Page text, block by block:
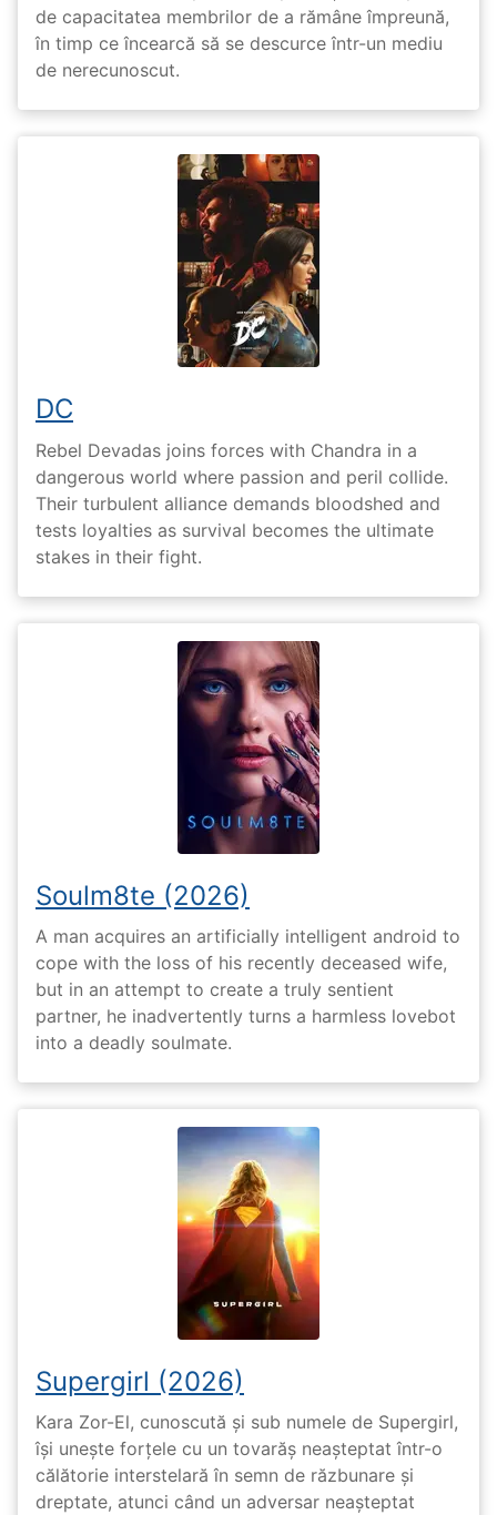
de capacitatea membrilor de a rămâne împreună,
în timp ce încearcă să se descurce într-un mediu
de nerecunoscut.
DC
Rebel Devadas joins forces with Chandra in a
dangerous world where passion and peril collide.
Their turbulent alliance demands bloodshed and
tests loyalties as survival becomes the ultimate
stakes in their fight.
Soulm8te (2026)
A man acquires an artificially intelligent android to
cope with the loss of his recently deceased wife,
but in an attempt to create a truly sentient
partner, he inadvertently turns a harmless lovebot
into a deadly soulmate.
Supergirl (2026)
Kara Zor-El, cunoscută și sub numele de Supergirl,
își unește forțele cu un tovarăș neașteptat într-o
călătorie interstelară în semn de răzbunare și
dreptate, atunci când un adversar neașteptat